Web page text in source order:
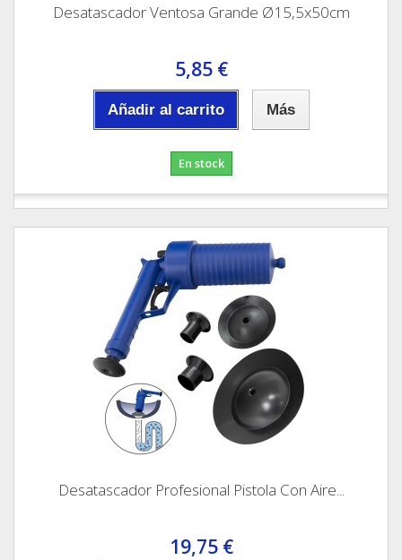
Desatascador Ventosa Grande Ø15,5x50cm
5,85 €
Añadir al carrito Más
En stock
Desatascador Profesional Pistola Con Aire...
19,75 €